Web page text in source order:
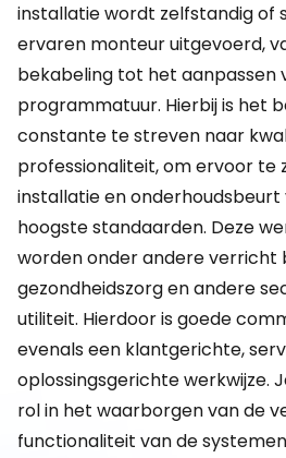
installatie wordt zelfstandig of
ervaren monteur uitgevoerd,
bekabeling tot het aanpassen
programmatuur. Hierbij is het
constante te streven naar
professionaliteit, om ervoor te
installatie en
hoogste standaarden. Deze
worden onder andere verricht
gezondheidszorg en andere
utiliteit. Hierdoor is goede
evenals een klantgerichte,
oplossingsgerichte werkwijze.
rol in het waarborgen van de
functionaliteit van de